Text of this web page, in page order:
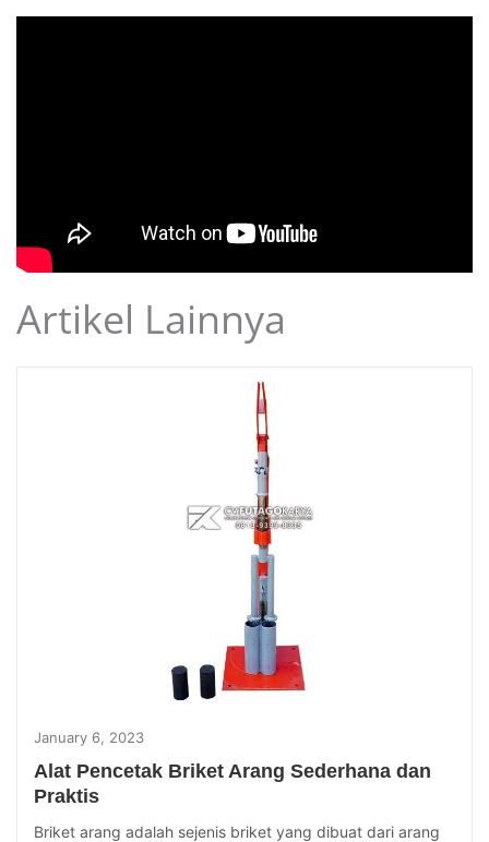
Artikel Lainnya
January 6, 2023
Alat Pencetak Briket Arang Sederhana dan
Praktis
Briket arang adalah sejenis briket yang dibuat dari arang